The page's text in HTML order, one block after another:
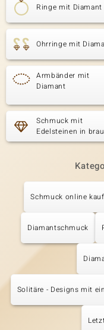
Ringe mit Diamant
Ohrringe mit
Armbänder mit
Diamant
Schmuck mit
Edelsteinen in
Schmuck online
Diamantschmuck
Solitäre - Designs mit